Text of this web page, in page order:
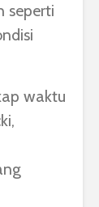
seperti
waktu